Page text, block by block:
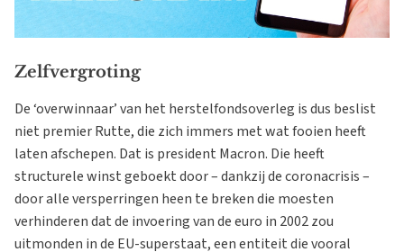
Zelfvergroting
De ‘overwinnaar’ van het herstelfondsoverleg is dus beslist
niet premier Rutte, die zich immers met wat fooien heeft
laten afschepen. Dat is president Macron. Die heeft
structurele winst geboekt door – dankzij de coronacrisis –
door alle versperringen heen te breken die moesten
verhinderen dat de invoering van de euro in 2002 zou
uitmonden in de EU-superstaat, een entiteit die vooral